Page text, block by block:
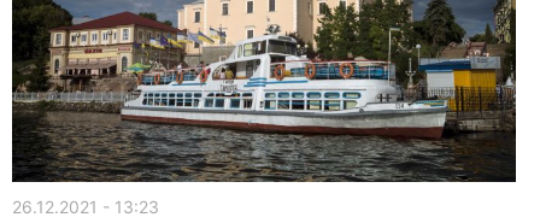
26.12.2021 - 13:23